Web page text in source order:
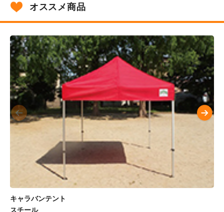
オススメ商品
キャラバンテント
スチール